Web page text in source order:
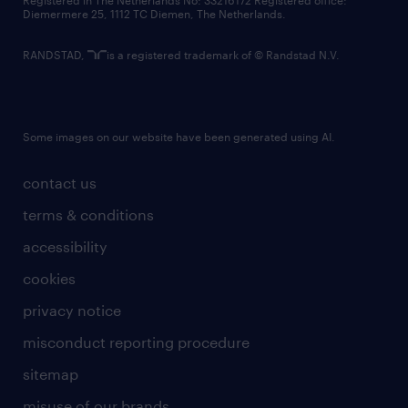
contact us
terms & conditions
accessibility
cookies
privacy notice
misconduct reporting procedure
sitemap
Diemermere 25, 1112 TC Diemen, The Netherlands.
RANDSTAD, is a registered trademark of © Randstad N.V.
Some images on our website have been generated using AI.